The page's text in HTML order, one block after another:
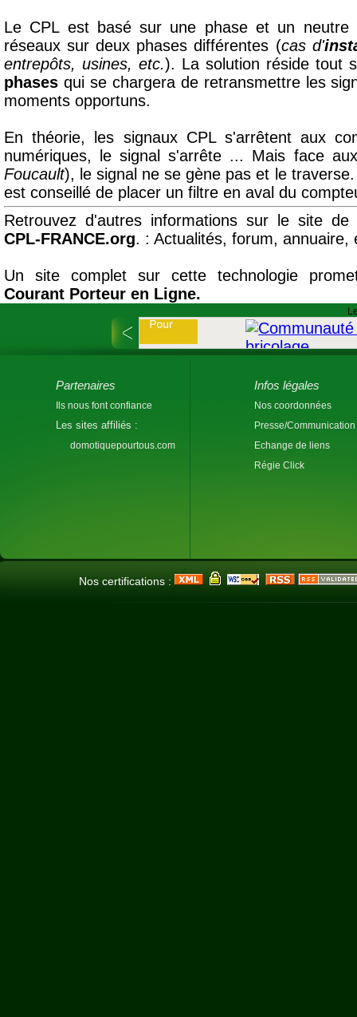
Le CPL est basé sur une phase et un neutre
réseaux sur deux phases différentes (cas d'
entrepôts, usines, etc.). La solution réside tout
phases qui se chargera de retransmettre les
moments opportuns.
En théorie, les signaux CPL s'arrêtent aux
numériques, le signal s'arrête ... Mais face
Foucault), le signal ne se gène pas et le
est conseillé de placer un filtre en aval du
Retrouvez d'autres informations sur le site de
CPL-FRANCE.org. : Actualités, forum, annuaire,
Un site complet sur cette technologie
Courant Porteur en Ligne.
Partenaires
Ils nous font confiance
Les sites affiliés :
domotiquepourtous.com
Infos légales
Nos coordonnées
Presse/Communication
Echange de liens
Régie Click
Nos certifications :